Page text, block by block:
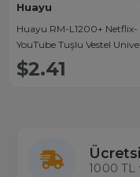
Huayu
Huayu RM-L1200+ Netflix-
YouTube Tuşlu Vestel
Lcd Led Tv Kumandası
$2.41
1000 TL